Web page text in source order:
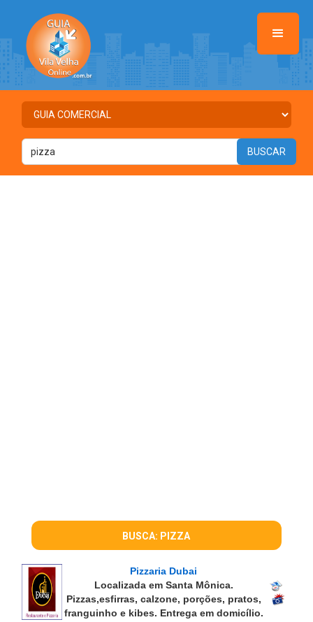
BUSCA: PIZZA
Pizzaria Dubai
Localizada em Santa Mônica.
Pizzas,esfirras, calzone, porções, pratos,
franguinho e kibes. Entrega em domicílio.